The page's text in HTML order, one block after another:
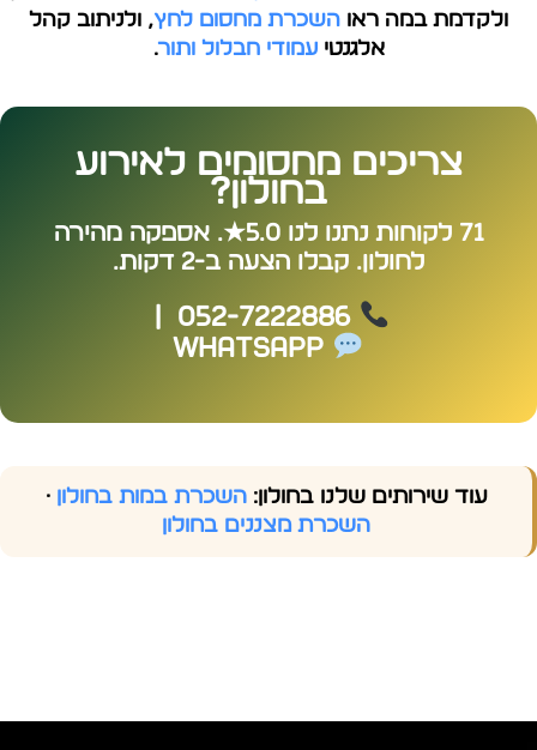
ולקדמת במה ראו השכרת מחסום לחץ, ולניתוב קהל
אלגנטיעמודי חבלול ותור.
צריכים מחסומים לאירוע
בחולון?
71 לקוחות נתנו לנו 5.0★. אספקה מהירה
לחולון. קבלו הצעה ב-2 דקות.
052-7222886
WhatsApp
עוד שירותים שלנו בחולון: השכרת במות בחולון ·
השכרת מצננים בחולון